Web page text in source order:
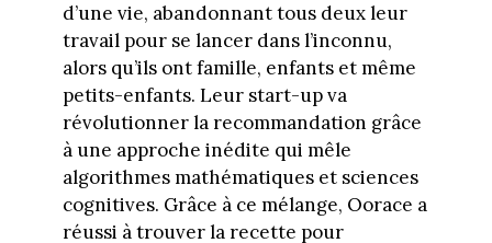
d’une vie, abandonnant tous deux leur
travail pour se lancer dans l’inconnu,
alors qu’ils ont famille, enfants et même
petits-enfants. Leur start-up va
révolutionner la recommandation grâce
à une approche inédite qui mêle
algorithmes mathématiques et sciences
cognitives. Grâce à ce mélange, Oorace a
réussi à trouver la recette pour